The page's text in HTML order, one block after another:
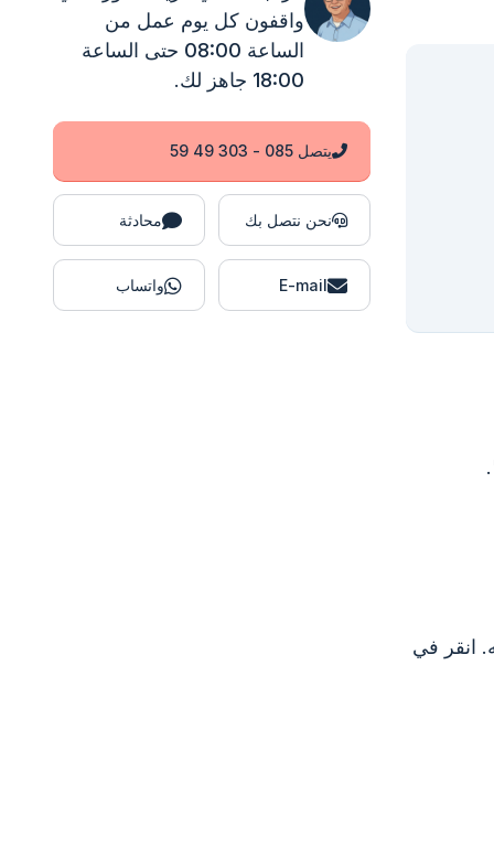
.
انقر في
واقفون كل يوم عمل من
الساعة 08:00 حتى الساعة
18:00 جاهز لك.
يتصل 085 - 303 49 59
نحن نتصل بك محادثة
E-mail واتساب